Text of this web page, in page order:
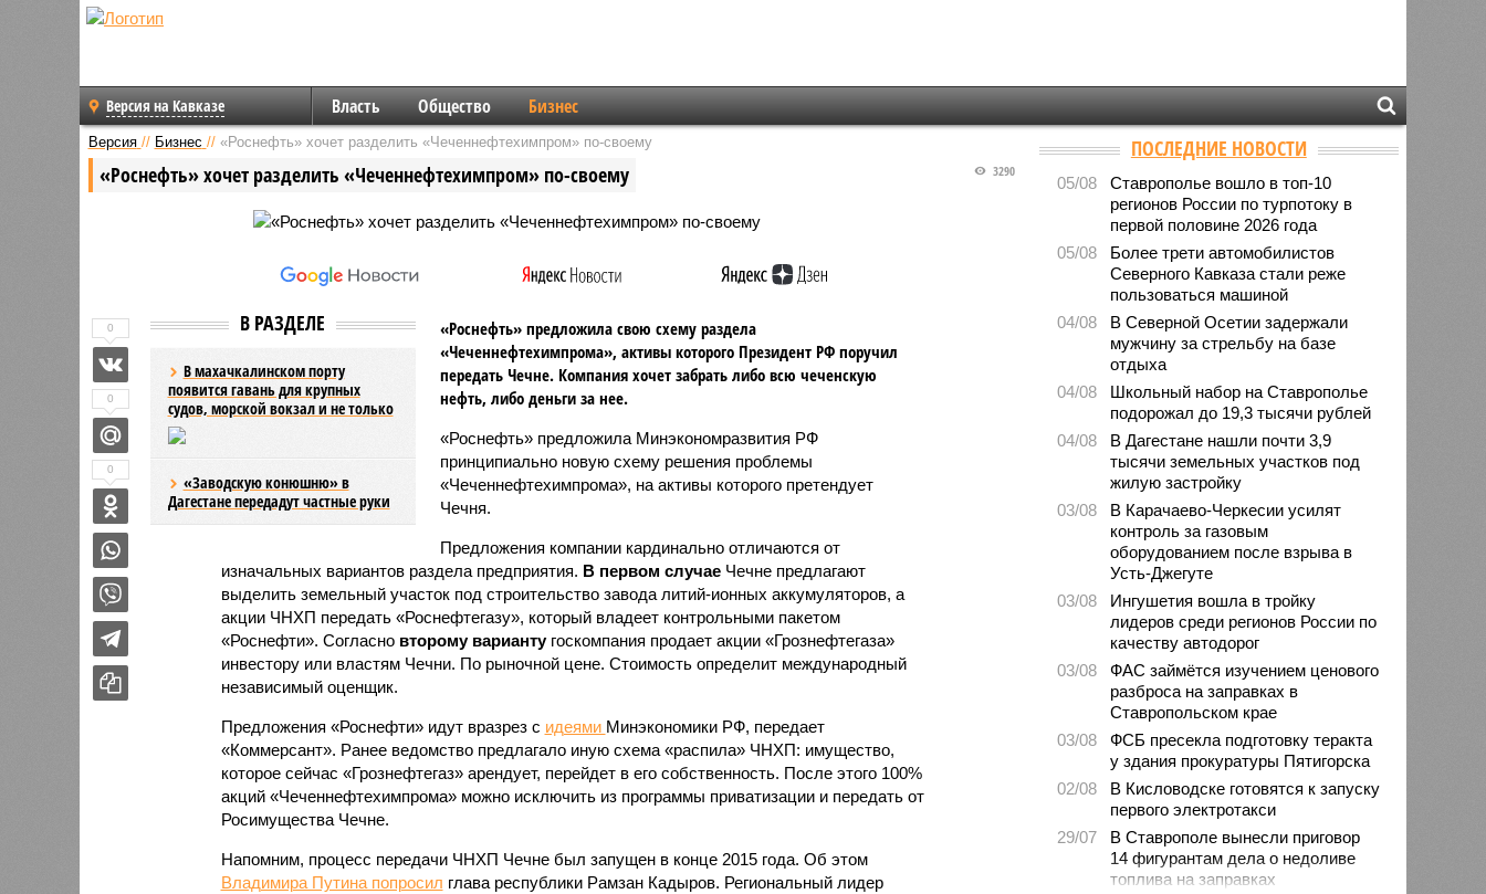
Версия на Кавказе Власть Общество Бизнес
Версия // Бизнес // «Роснефть» хочет разделить «Чеченнефтехимпром» по-своему
«Роснефть» хочет разделить «Чеченнефтехимпром» по-своему 3290
В РАЗДЕЛЕ
В махачкалинском порту
появится гавань для крупных
судов, морской вокзал и не только
«Заводскую конюшню» в
Дагестане передадут частные руки
«Роснефть» предложила свою схему раздела
«Чеченнефтехимпрома», активы которого Президент РФ поручил
передать Чечне. Компания хочет забрать либо всю чеченскую
нефть, либо деньги за нее.
«Роснефть» предложила Минэкономразвития РФ
принципиально новую схему решения проблемы
«Чеченнефтехимпрома», на активы которого претендует
Чечня.
Предложения компании кардинально отличаются от
изначальных вариантов раздела предприятия. В первом случаеЧечне предлагают
выделить земельный участок под строительство завода литий-ионных аккумуляторов, а
акции ЧНХП передать «Роснефтегазу», который владеет контрольными пакетом
«Роснефти». Согласно второму вариантугоскомпания продает акции «Грознефтегаза»
инвестору или властям Чечни. По рыночной цене. Стоимость определит международный
независимый оценщик.
Предложения «Роснефти» идут вразрез с идеями Минэкономики РФ, передает
«Коммерсант». Ранее ведомство предлагало иную схема «распила» ЧНХП: имущество,
которое сейчас «Грознефтегаз» арендует, перейдет в его собственность. После этого 100%
акций «Чеченнефтехимпрома» можно исключить из программы приватизации и передать от
Росимущества Чечне.
Напомним, процесс передачи ЧНХП Чечне был запущен в конце 2015 года. Об этом
Владимира Путина попросил глава республики Рамзан Кадыров. Региональный лидер
0
0
0
ПОСЛЕДНИЕ НОВОСТИ
05/08
Ставрополье вошло в топ-10
регионов России по турпотоку в
первой половине 2026 года
05/08
Более трети автомобилистов
Северного Кавказа стали реже
пользоваться машиной
04/08
В Северной Осетии задержали
мужчину за стрельбу на базе
отдыха
04/08
Школьный набор на Ставрополье
подорожал до 19,3 тысячи рублей
04/08
В Дагестане нашли почти 3,9
тысячи земельных участков под
жилую застройку
03/08
В Карачаево-Черкесии усилят
контроль за газовым
оборудованием после взрыва в
Усть-Джегуте
03/08
Ингушетия вошла в тройку
лидеров среди регионов России по
качеству автодорог
03/08
ФАС займётся изучением ценового
разброса на заправках в
Ставропольском крае
03/08
ФСБ пресекла подготовку теракта
у здания прокуратуры Пятигорска
02/08
В Кисловодске готовятся к запуску
первого электротакси
29/07
В Ставрополе вынесли приговор
14 фигурантам дела о недоливе
топлива на заправках